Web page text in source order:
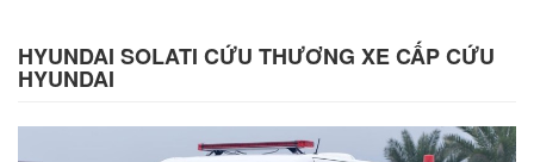
HYUNDAI SOLATI CỨU THƯƠNG XE CẤP CỨU
HYUNDAI